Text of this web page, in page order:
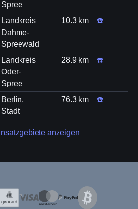
Spree
Landkreis
Dahme-
Spreewald
10.3 km ☎️
Landkreis
Oder-
Spree
28.9 km ☎️
Berlin,
Stadt
76.3 km ☎️
anzeigen